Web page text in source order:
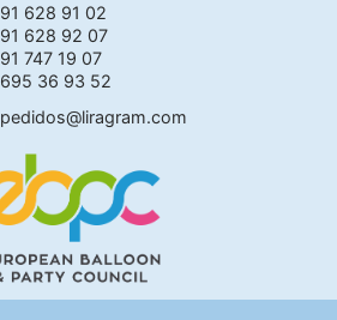
91 628 91 02
91 628 92 07
91 747 19 07
695 36 93 52
pedidos@liragram.com